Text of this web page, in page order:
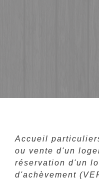
Accueil
ou vente d'un
réservation d'un
d'achèvement